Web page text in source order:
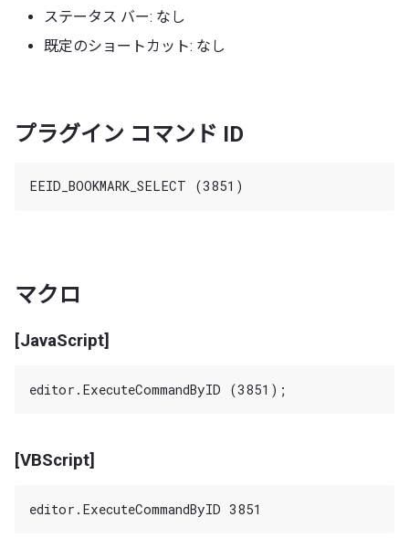
ステータス バー: なし
既定のショートカット: なし
プラグイン コマンド ID
マクロ
[JavaScript]
[VBScript]